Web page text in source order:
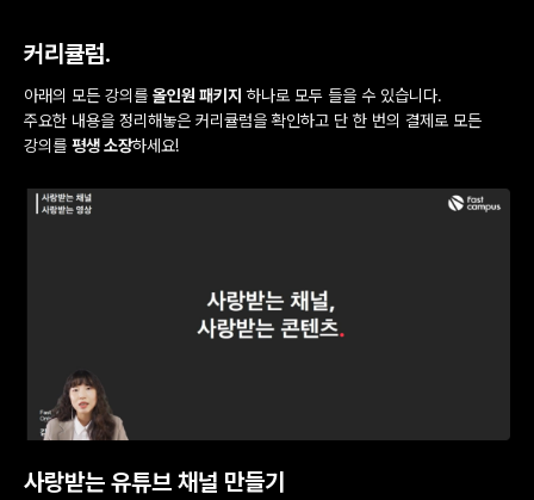
커리큘럼.
아래의 모든 강의를 올인원 패키지 하나로 모두 들을 수 있습니다.
주요한 내용을 정리해놓은 커리큘럼을 확인하고 단 한 번의 결제로 모든
강의를 평생 소장하세요!
사랑받는 유튜브 채널 만들기